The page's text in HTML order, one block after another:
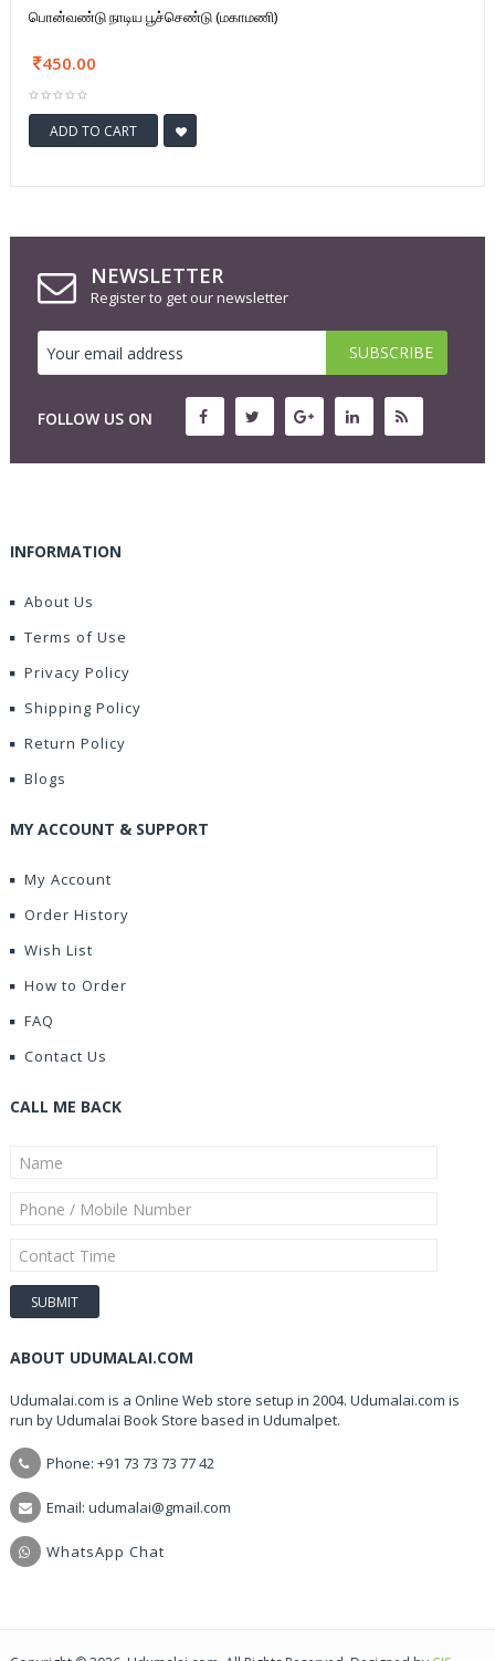
பொன்வண்டு நாடிய பூச்செண்டு (மகாமணி)
450.00
ADD TO CART
NEWSLETTER
Register to get our newsletter
FOLLOW US ON
INFORMATION
About Us
Terms of Use
Privacy Policy
Shipping Policy
Return Policy
Blogs
MY ACCOUNT & SUPPORT
My Account
Order History
Wish List
How to Order
FAQ
Contact Us
CALL ME BACK
ABOUT UDUMALAI.COM
Udumalai.com is a Online Web store setup in 2004. Udumalai.com is
run by Udumalai Book Store based in Udumalpet.
Phone: +91 73 73 73 77 42
Email: udumalai@gmail.com
WhatsApp Chat